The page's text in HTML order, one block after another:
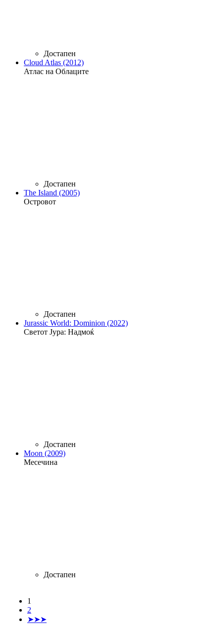
Достапен
Cloud Atlas (2012)
Атлас на Облаците
Достапен
The Island (2005)
Островот
Достапен
Jurassic World: Dominion (2022)
Светот Јура: Надмоќ
Достапен
Moon (2009)
Месечина
Достапен
Страници
1
2
➤➤➤